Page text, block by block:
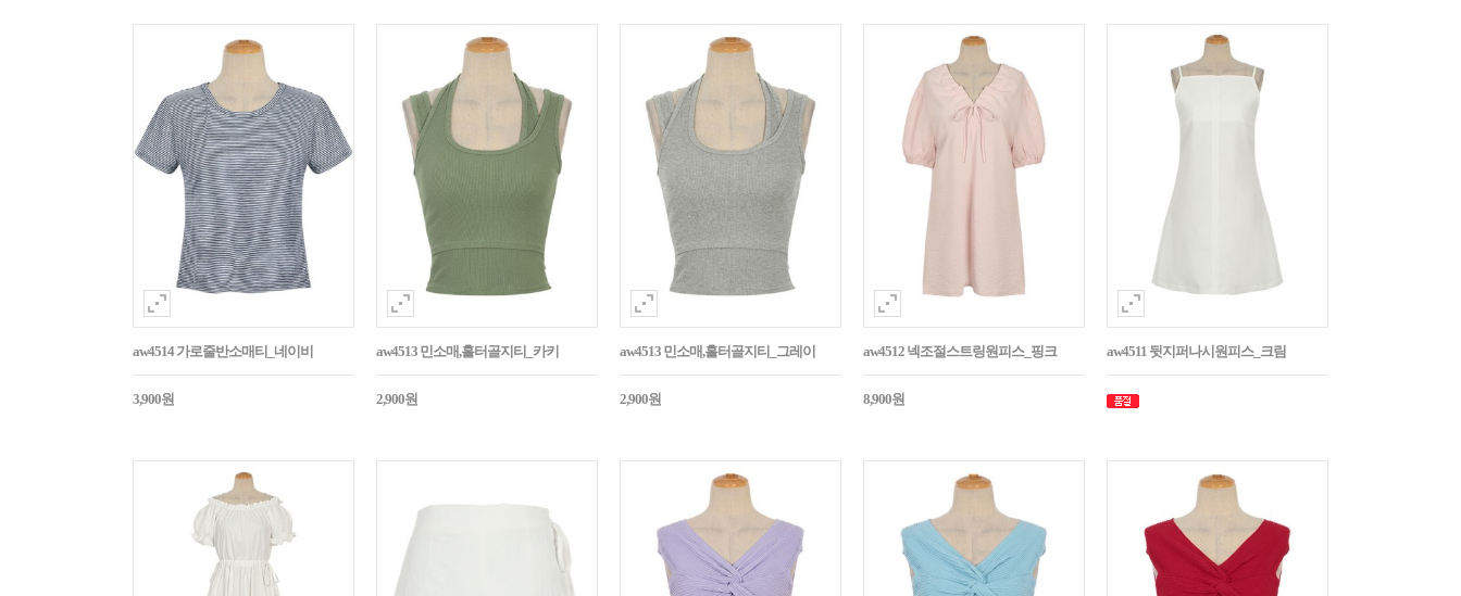
aw4514 가로줄반소매티_네이비
3,900원
aw4513 민소매,홀터골지티_카키
2,900원
aw4513 민소매,홀터골지티_그레이
2,900원
aw4512 넥조절스트링원피스_핑크
8,900원
aw4511 뒷지퍼나시원피스_크림